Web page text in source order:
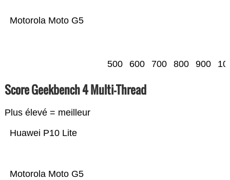
Motorola Moto G5
500 600 700 800 900
Score Geekbench 4 Multi-Thread
Plus élevé = meilleur
Motorola Moto G5
Huawei P10 Lite